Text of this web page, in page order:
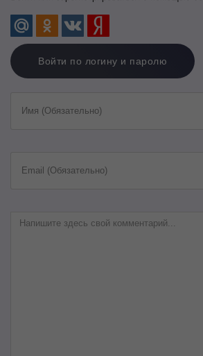
Войти по логину и паролю
Имя (Обязательно)
Email (Обязательно)